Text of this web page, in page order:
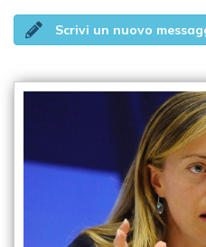
Scrivi un nuovo